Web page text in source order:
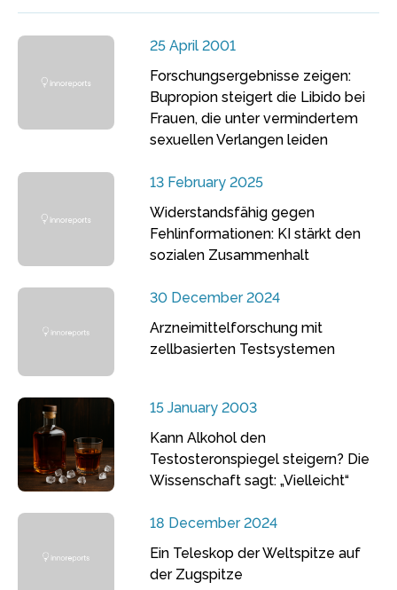
25 April 2001
Forschungsergebnisse zeigen:
Bupropion steigert die Libido bei
Frauen, die unter vermindertem
sexuellen Verlangen leiden
13 February 2025
Widerstandsfähig gegen
Fehlinformationen: KI stärkt den
sozialen Zusammenhalt
30 December 2024
Arzneimittelforschung mit
zellbasierten Testsystemen
15 January 2003
Kann Alkohol den
Testosteronspiegel steigern? Die
Wissenschaft sagt: „Vielleicht“
18 December 2024
Ein Teleskop der Weltspitze auf
der Zugspitze